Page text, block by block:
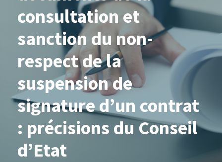
consultation et
sanction du non-
respect de la
suspension de
signature d’un contrat
: précisions du Conseil
d’Etat